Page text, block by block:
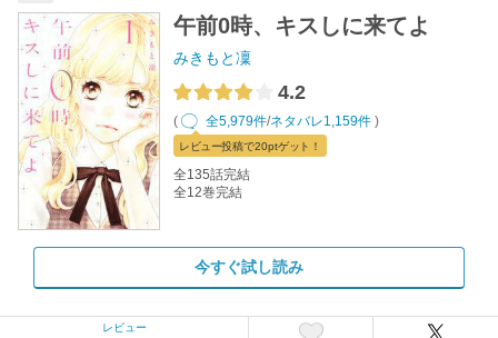
午前0時、キスしに来てよ
みきもと凜
4.2
( 全5,979件/ネタバレ1,159件 )
レビュー投稿で20ptゲット！
全135話完結
全12巻完結
今すぐ試し読み
レビュー